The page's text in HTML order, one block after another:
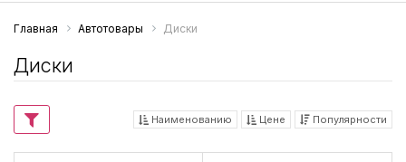
Главная Автотовары Диски
Диски
Наименованию Цене Популярности